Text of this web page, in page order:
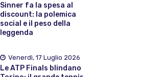
Sinner fa la spesa al
discount: la polemica
social e il peso della
leggenda
Venerdì, 17 Luglio 2026
Le ATP Finals blindano